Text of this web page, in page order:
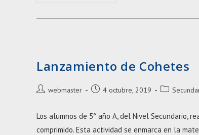
El
Lanzamiento de Cohetes
Autor
entrada:
webmaster
Entrada4 octubre, 2019
Categoría
entrada:
Los alumnos de 5° año A, del Nivel Secundario,
comprimido. Esta actividad se enmarca en la